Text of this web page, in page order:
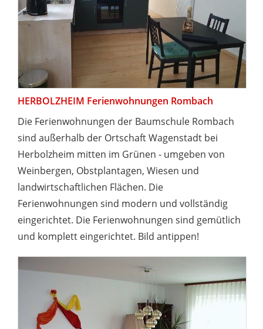
HERBOLZHEIM Ferienwohnungen Rombach
Die Ferienwohnungen der Baumschule Rombach
sind außerhalb der Ortschaft Wagenstadt bei
Herbolzheim mitten im Grünen - umgeben von
Weinbergen, Obstplantagen, Wiesen und
landwirtschaftlichen Flächen. Die
Ferienwohnungen sind modern und vollständig
eingerichtet. Die Ferienwohnungen sind gemütlich
und komplett eingerichtet. Bild antippen!